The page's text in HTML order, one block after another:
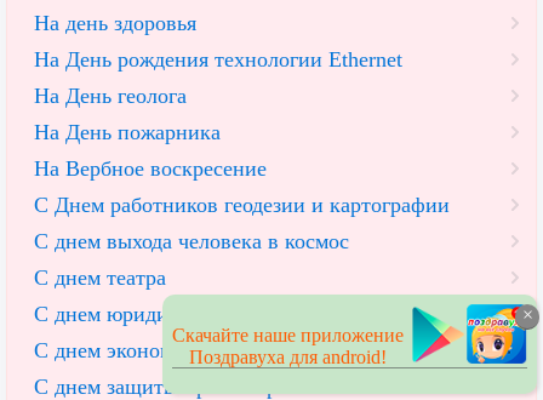
На день здоровья
На День рождения технологии Ethernet
На День геолога
На День пожарника
На Вербное воскресение
С Днем работников геодезии и картографии
С днем выхода человека в космос
С днем театра
С днем юридической службы
С днем экономических преступлений
С днем защиты прав потребителей
×
Скачайте наше приложение
Поздравуха для android!